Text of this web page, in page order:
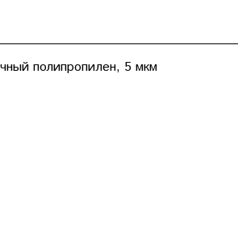
полипропилен, 5 мкм